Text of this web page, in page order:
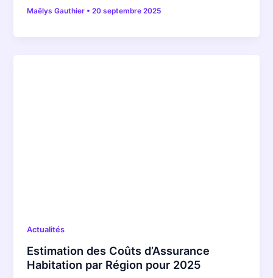
Maëlys Gauthier •20 septembre 2025
Actualités
Estimation des Coûts d’Assurance
Habitation par Région pour 2025